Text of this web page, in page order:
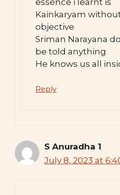
Kainkaryam
objective
Sriman Narayana
be told anything
He knows us all
Reply
S Anuradha 1
July 8, 2023 at